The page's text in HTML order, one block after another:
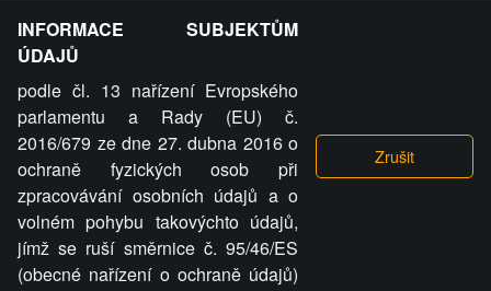
ZVRÁCENÝ.CZ - Svět není zvrácenej. To jen
ty lidi...
ZVRÁCENÝ.CZ
PRAVIDLA A PODMÍNKY GDPR
INFORMACE SUBJEKTŮM
ÚDAJŮ
podle čl. 13 nařízení Evropského
parlamentu a Rady (EU) č.
2016/679 ze dne 27. dubna 2016 o
ochraně fyzických osob při
zpracovávání osobních údajů a o
volném pohybu takovýchto údajů,
jímž se ruší směrnice č. 95/46/ES
(obecné nařízení o ochraně údajů)